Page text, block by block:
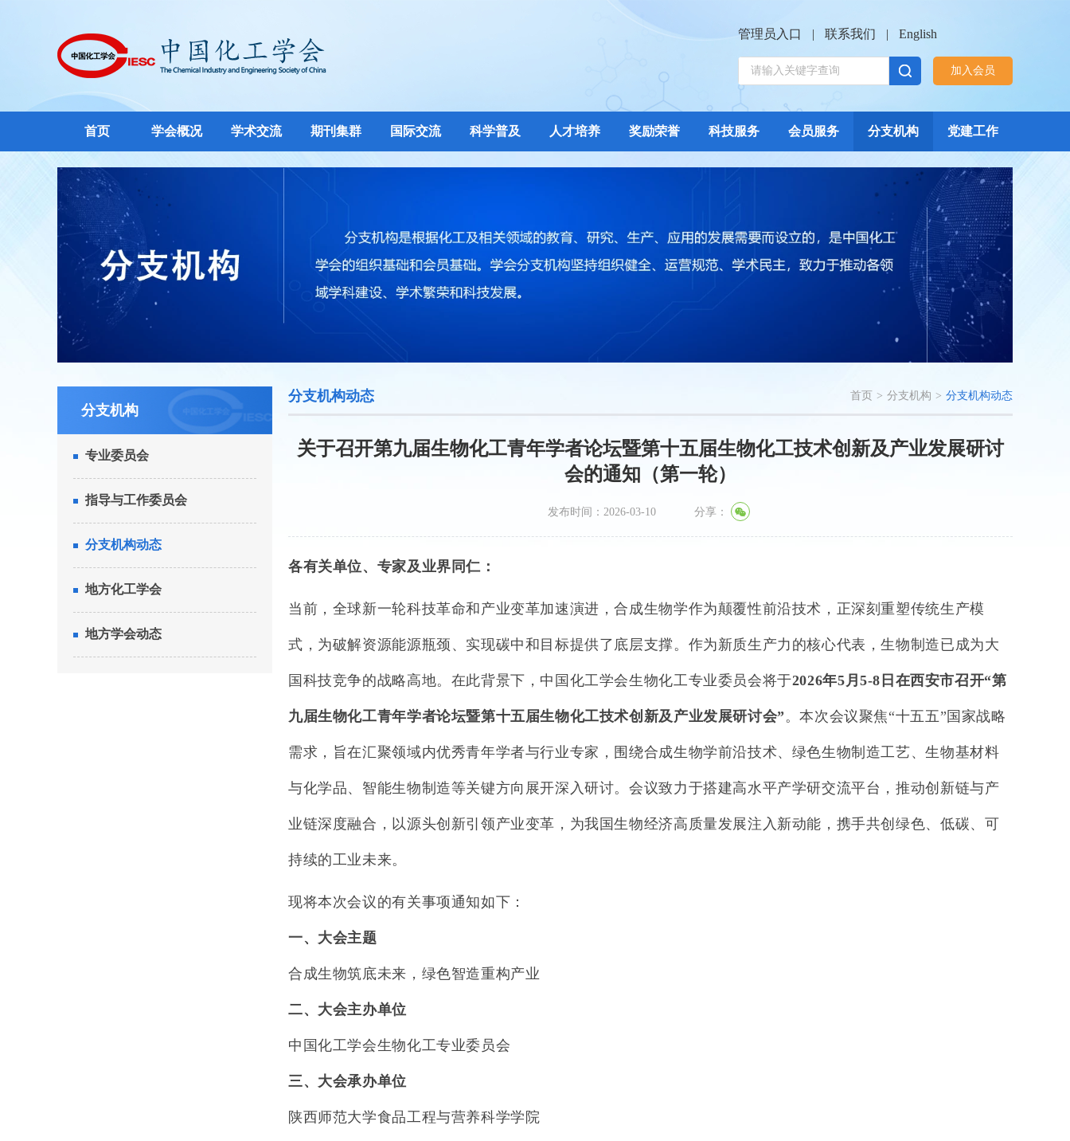
管理员入口 | 联系我们 | English
加入会员
首页 学会概况 学术交流 期刊集群 国际交流 科学普及 人才培养 奖励荣誉 科技服务 会员服务 分支机构 党建工作
分支机构
专业委员会
指导与工作委员会
分支机构动态
地方化工学会
地方学会动态
分支机构动态 首页 > 分支机构 > 分支机构动态
关于召开第九届生物化工青年学者论坛暨第十五届生物化工技术创新及产业发展研讨
会的通知（第一轮）
发布时间：2026-03-10 分享：
各有关单位、 专家及业界同仁：
当前，全球新一轮科技革命和产业变革加速演进，合成生物学作为颠覆性前沿技术，正深刻重塑传统生产模
式，为破解资源能源瓶颈、实现碳中和目标提供了底层支撑。作为新质生产力的核心代表，生物制造已成为大
国科技竞争的战略高地。在此背景下，中国化工学会生物化工专业委员会将于2026年5月5-8 日在西安市召开“第
九届生物化工青年学者论坛暨第十五届生物化工技术创新及产业发展研讨会”。本次会议聚焦“十五五”国家战略
需求，旨在汇聚领域内优秀青年学者与行业专家，围绕合成生物学前沿技术、绿色生物制造工艺、生物基材料
与化学品、智能生物制造等关键方向展开深入研讨。会议致力于搭建高水平产学研交流平台，推动创新链与产
业链深度融合，以源头创新引领产业变革，为我国生物经济高质量发展注入新动能，携手共创绿色、低碳、可
持续的工业未来。
现将本次会议的有关事项通知如下：
一、大会主题
合成生物筑底未来，绿色智造重构产业
二、大会主办单位
中国化工学会生物化工专业委员会
三、大会承办单位
陕西师范大学食品工程与营养科学学院